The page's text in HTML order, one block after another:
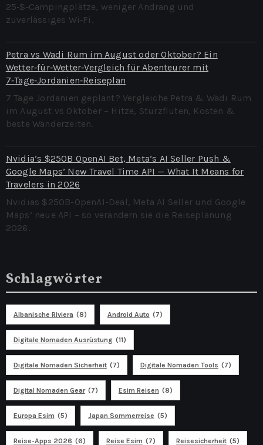
25‑$‑Campingplätze, weniger Andrang und
zuverlässiges Wi‑Fi.
Petra vs Wadi Rum im August oder Oktober? Ein
Wetter‑für‑Wetter‑Vergleich für Abenteurer mit
7‑Tage‑Jordanien‑Reiseplan
7 Tage Jordanien geplant? Vergleiche Petra & Wadi Rum
im August vs Oktober – Hitze, Sturzfluten, Kosten &
beste Wanderzeiten.
Nvidia’s $250B OpenAI Bet, Meta’s AI Seller Push &
Google Maps’ New Travel Time API — What It Means for
Travelers in 2026
Nvidias $250B-OpenAI-Deal, Meta AI Seller und Google
Maps’ neue API – so verändern sie die Reiseplanung
2026.
Schlagwörter
Albanische Riviera (8) Android Auto (7)
Digitale Nomaden Ausrüstung (11)
Digitale Nomaden Sicherheit (7) Digitale Nomaden Tools (7)
Digital Nomaden Gear (7) Esim Reisen (8)
Europa Esim (5) Japan Sommerreise (5)
Reise-Apps 2026 (6) Reise Esim (7) Reisesicherheit (5)